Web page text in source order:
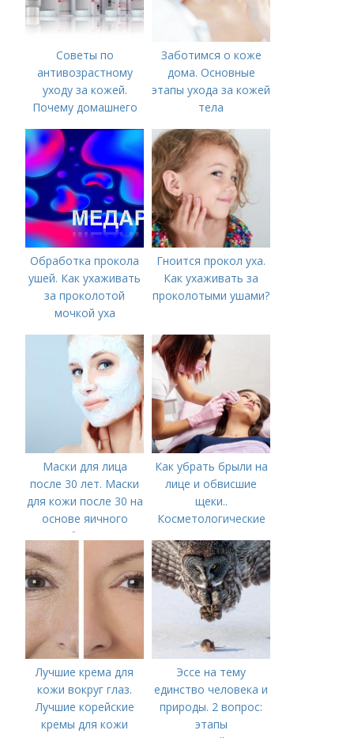
Советы по
антивозрастному
уходу за кожей.
Почему домашнего
Заботимся о коже
дома. Основные
этапы ухода за кожей
тела
Обработка прокола
ушей. Как ухаживать
за проколотой
мочкой уха
Гноится прокол уха.
Как ухаживать за
проколотыми ушами?
Маски для лица
после 30 лет. Маски
для кожи после 30 на
основе яичного
белка
Как убрать брыли на
лице и обвисшие
щеки..
Косметологические
Лучшие крема для
кожи вокруг глаз.
Лучшие корейские
кремы для кожи
Эссе на тему
единство человека и
природы. 2 вопрос:
этапы
взаимодействия